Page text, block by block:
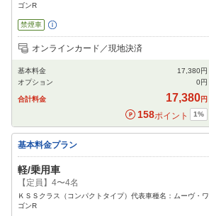
ゴンR
禁煙車
追加可能オプション
（次画面で選択ができます）
カーナビ
オンラインカード／現地決済
基本料金 17,380円
オプション
0円
合計料金 17,380円
158ポイント 1%
基本料金プラン
軽/乗用車
【定員】4〜4名
ＫＳＳクラス（コンパクトタイプ）代表車種名：ムーヴ・ワ
ゴンR